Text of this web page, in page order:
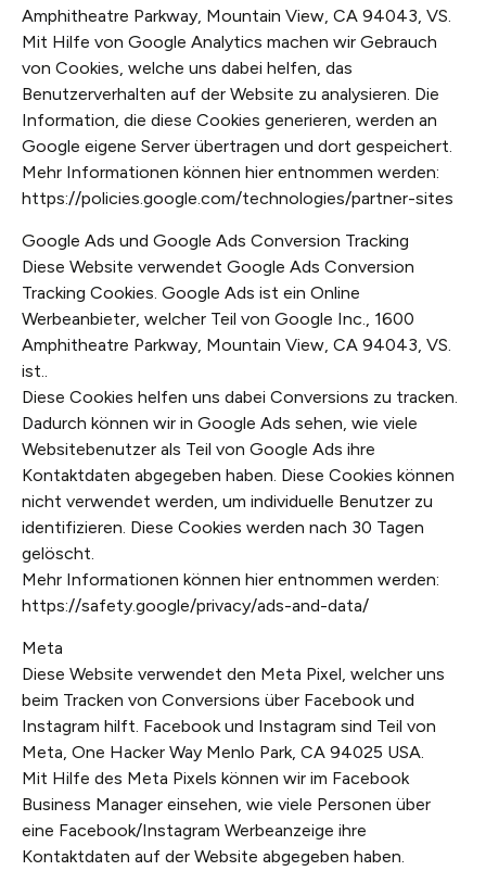
Amphitheatre Parkway, Mountain View, CA 94043, VS.
Mit Hilfe von Google Analytics machen wir Gebrauch
von Cookies, welche uns dabei helfen, das
Benutzerverhalten auf der Website zu analysieren. Die
Information, die diese Cookies generieren, werden an
Google eigene Server übertragen und dort gespeichert.
Mehr Informationen können hier entnommen werden:
https://policies.google.com/technologies/partner-sites
Google Ads und Google Ads Conversion Tracking
Diese Website verwendet Google Ads Conversion
Tracking Cookies. Google Ads ist ein Online
Werbeanbieter, welcher Teil von Google Inc., 1600
Amphitheatre Parkway, Mountain View, CA 94043, VS.
ist..
Diese Cookies helfen uns dabei Conversions zu tracken.
Dadurch können wir in Google Ads sehen, wie viele
Websitebenutzer als Teil von Google Ads ihre
Kontaktdaten abgegeben haben. Diese Cookies können
nicht verwendet werden, um individuelle Benutzer zu
identifizieren. Diese Cookies werden nach 30 Tagen
gelöscht.
Mehr Informationen können hier entnommen werden:
https://safety.google/privacy/ads-and-data/
Meta
Diese Website verwendet den Meta Pixel, welcher uns
beim Tracken von Conversions über Facebook und
Instagram hilft. Facebook und Instagram sind Teil von
Meta, One Hacker Way Menlo Park, CA 94025 USA.
Mit Hilfe des Meta Pixels können wir im Facebook
Business Manager einsehen, wie viele Personen über
eine Facebook/Instagram Werbeanzeige ihre
Kontaktdaten auf der Website abgegeben haben.